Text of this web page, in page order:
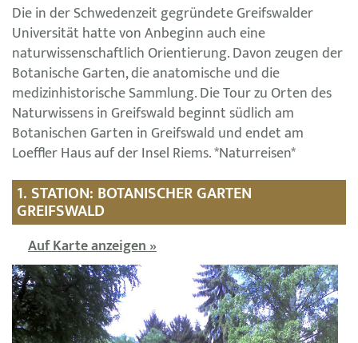
Die in der Schwedenzeit gegründete Greifswalder
Universität hatte von Anbeginn auch eine
naturwissenschaftlich Orientierung. Davon zeugen der
Botanische Garten, die anatomische und die
medizinhistorische Sammlung. Die Tour zu Orten des
Naturwissens in Greifswald beginnt südlich am
Botanischen Garten in Greifswald und endet am
Loeffler Haus auf der Insel Riems. *Naturreisen*
1. STATION: BOTANISCHER GARTEN
GREIFSWALD
Auf Karte anzeigen »